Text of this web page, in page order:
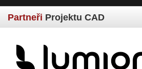
Partneři Projektu CAD